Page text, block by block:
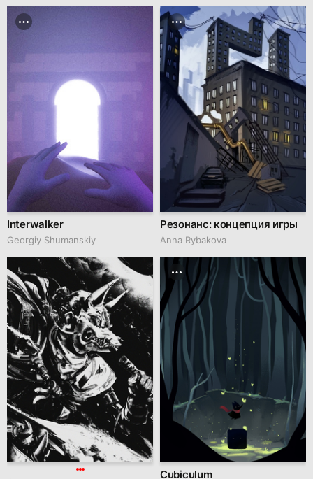
Interwalker
Georgiy Shumanskiy
Резонанс: концепция игры
Anna Rybakova
Cubiculum